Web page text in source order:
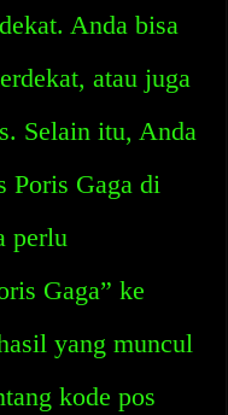
Anda bisa
atau juga
Selain itu, Anda
Poris Gaga di
perlu
Gaga” ke
yang muncul
kode pos